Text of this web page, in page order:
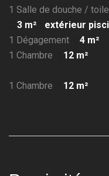
1 Salle de douche /
3 m²
extérieur
1 Dégagement
4 m²
1 Chambre
12 m²
1 Chambre
12 m²